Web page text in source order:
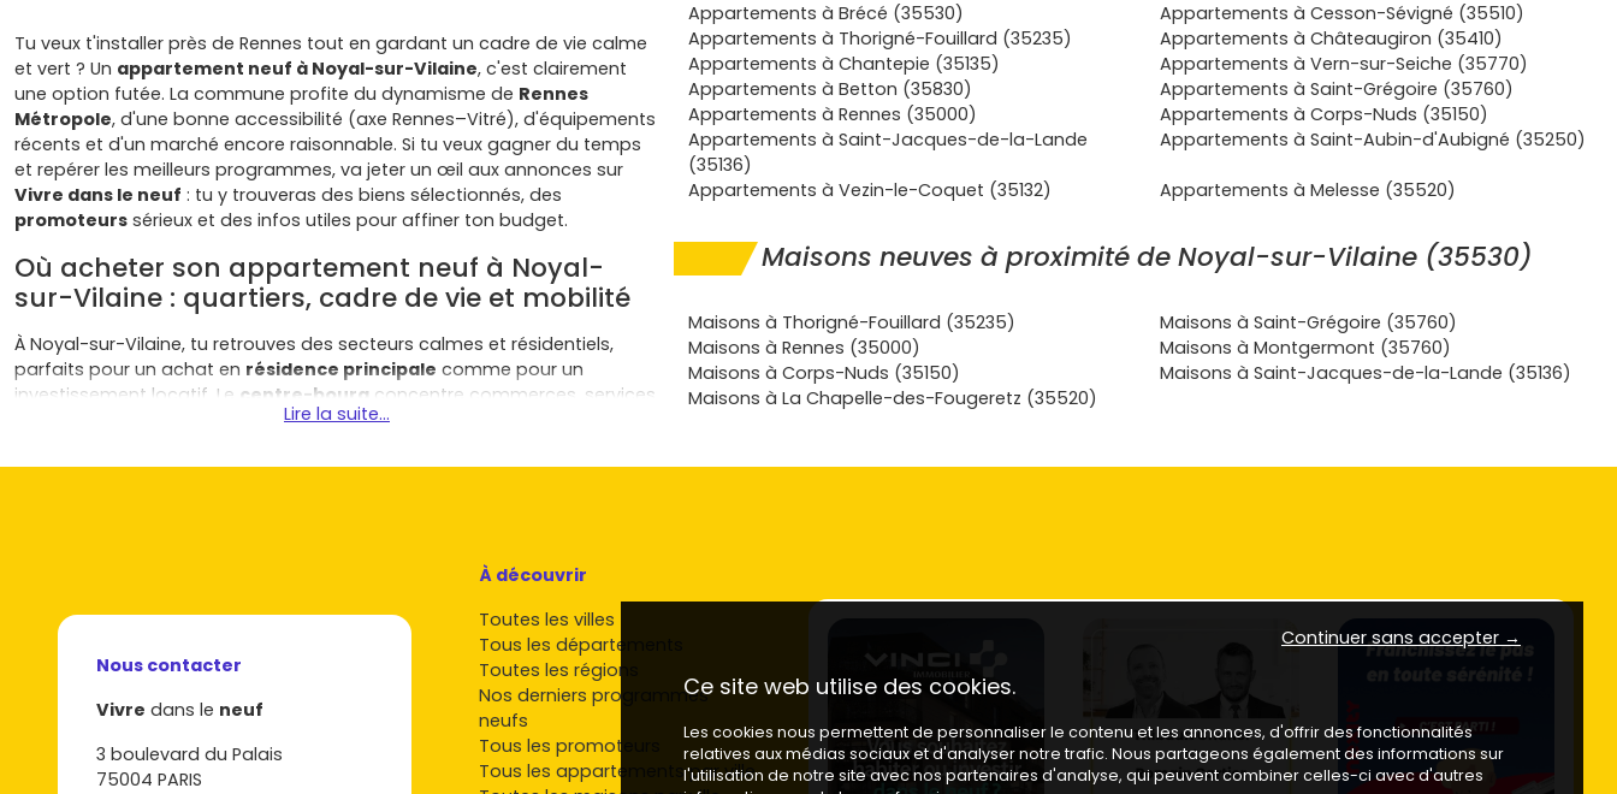
Tu veux t'installer près de Rennes tout en gardant un cadre de vie calme
et vert ? Un appartement neuf à Noyal-sur-Vilaine, c'est clairement
une option futée. La commune profite du dynamisme de Rennes
Métropole, d'une bonne accessibilité (axe Rennes–Vitré), d'équipements
récents et d'un marché encore raisonnable. Si tu veux gagner du temps
et repérer les meilleurs programmes, va jeter un œil aux annonces sur
Vivre dans le neuf : tu y trouveras des biens sélectionnés, des
promoteurs sérieux et des infos utiles pour affiner ton budget.
Où acheter son appartement neuf à Noyal-
sur-Vilaine : quartiers, cadre de vie et mobilité
À Noyal-sur-Vilaine, tu retrouves des secteurs calmes et résidentiels,
parfaits pour un achat en résidence principale comme pour un
investissement locatif. Le centre-bourg concentre commerces, services,
écoles et quelques opérations récentes à taille humaine. Les secteurs
Sévigné ou Vitré, tout en offrant du stationnement et des résidences
commerces, associations), avec une ambiance de village et des
Périphérie résidentielle: résidences neuves récentes avec
, espaces verts, pistes cyclables et accès rapide aux lignes
de bus du réseauStar
: nouvelles opérations portées par
promoteursrégionaux, souvent dans des ZAC bien pensées
(mobilité, écoles, équipements sportifs).
Tu profites d'un environnement de
et de sentiers de promenade,
Lire la suite...
Appartements à Brécé (35530)
Appartements à Cesson-Sévigné (35510)
Appartements à Thorigné-Fouillard (35235)
Appartements à Châteaugiron (35410)
Appartements à Chantepie (35135)
Appartements à Vern-sur-Seiche (35770)
Appartements à Betton (35830)
Appartements à Saint-Grégoire (35760)
Appartements à Rennes (35000)
Appartements à Corps-Nuds (35150)
Appartements à Saint-Jacques-de-la-Lande
(35136)
Appartements à Saint-Aubin-d'Aubigné (35250)
Appartements à Vezin-le-Coquet (35132) Appartements à Melesse (35520)
Maisons neuves à proximité de Noyal-sur-Vilaine (35530)
Maisons à Thorigné-Fouillard (35235)
Maisons à Saint-Grégoire (35760)
Maisons à Rennes (35000)
Maisons à Montgermont (35760)
Maisons à Corps-Nuds (35150)
Maisons à Saint-Jacques-de-la-Lande (35136)
Maisons à La Chapelle-des-Fougeretz (35520)
Nous contacter
Vivre dans le neuf
3 boulevard du Palais
75004 PARIS
À découvrir
Toutes les villes
Tous les départements
Toutes les régions
Nos derniers programmes
neufs
Tous les promoteurs
Tous les appartements par ville
Continuer sans accepter →
Ce site web utilise des cookies.
Les cookies nous permettent de personnaliser le contenu et les annonces, d'offrir des fonctionnalités
relatives aux médias sociaux et d'analyser notre trafic. Nous partageons également des informations sur
l'utilisation de notre site avec nos partenaires d'analyse, qui peuvent combiner celles-ci avec d'autres